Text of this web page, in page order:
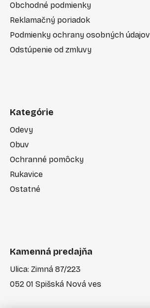
Obchodné podmienky
Reklamačný poriadok
Podmienky ochrany osobných údajov
Odstúpenie od zmluvy
Kategórie
Odevy
Obuv
Ochranné pomôcky
Rukavice
Ostatné
Kamenná predajňa
Ulica: Zimná 87/223
052 01 Spišská Nová ves